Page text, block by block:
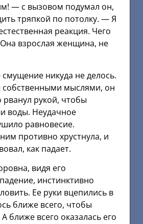
— с вызовом подумал он,
тряпкой по потолку. — Я
реакция. Чего
взрослая женщина, не
никуда не делось.
мыслями, он
рукой, чтобы
воды. Неудачное
равновесие.
противно хрустнула, и
как падает.
видя его
инстинктивно
Ее руки вцепились в
ближе всего, чтобы
ближе всего оказалась его